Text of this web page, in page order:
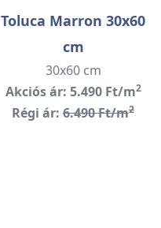
Toluca Marron 30x60
cm
30x60 cm
Akciós ár: 5.490 Ft/m2
Régi ár: 6.490 Ft/m2